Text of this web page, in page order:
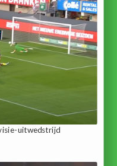
uitwedstrijd